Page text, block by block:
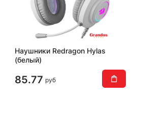
Наушники Redragon Hylas
(белый)
85.77 руб